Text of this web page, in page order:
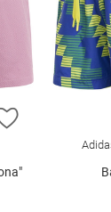
ZUR